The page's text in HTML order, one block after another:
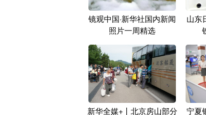
镜观中国·新华社国内新闻
照片一周精选
山东
新华全媒+丨北京房山部分 宁夏